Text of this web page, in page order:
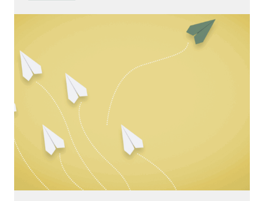
Cyhoeddiadau